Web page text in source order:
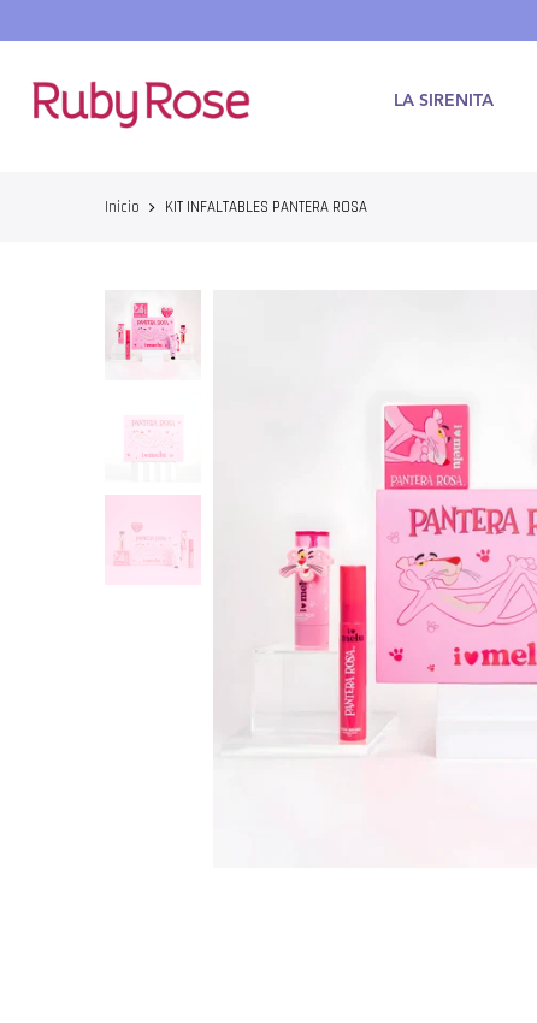
contenido
LA SIRENITA
Inicio KIT INFALTABLES PANTERA ROSA